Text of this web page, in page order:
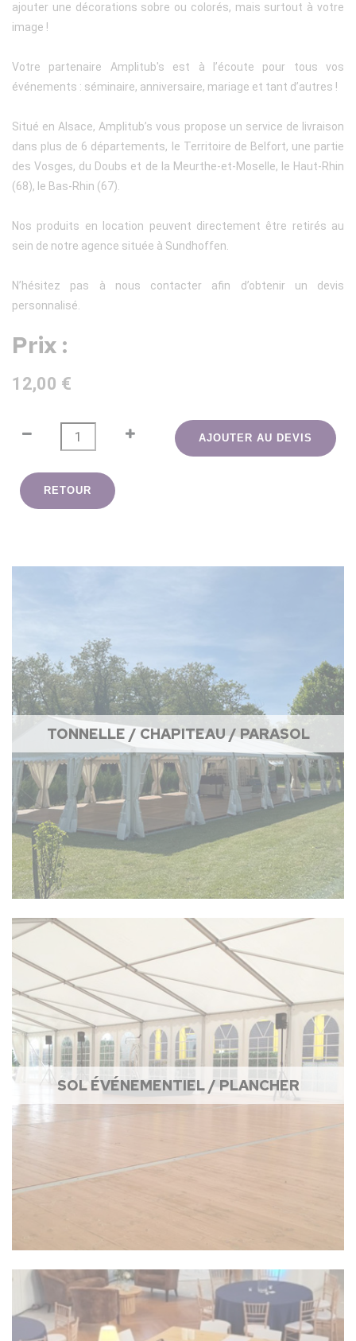
ajouter une décorations sobre ou colorés, mais surtout à votre
image !
Votre partenaire Amplitub's est à l’écoute pour tous vos
événements : séminaire, anniversaire, mariage et tant d’autres !
Situé en Alsace, Amplitub’s vous propose un service de livraison
dans plus de 6 départements, le Territoire de Belfort, une partie
des Vosges, du Doubs et de la Meurthe-et-Moselle, le Haut-Rhin
(68), le Bas-Rhin (67).
Nos produits en location peuvent directement être retirés au
sein de notre agence située à Sundhoffen.
N’hésitez pas à nous contacter afin d’obtenir un devis
personnalisé.
Prix :
12,00 €
AJOUTER AU DEVIS
RETOUR
TONNELLE / CHAPITEAU / PARASOL
SOL ÉVÉNEMENTIEL / PLANCHER